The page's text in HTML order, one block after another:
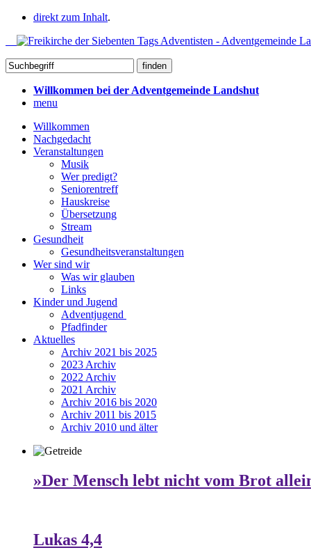
direkt zum Inhalt.
Willkommen bei der Adventgemeinde Landshut
menu
Willkommen
Nachgedacht
Veranstaltungen
Musik
Wer predigt?
Seniorentreff
Hauskreise
Übersetzung
Stream
Gesundheit
Gesundheitsveranstaltungen
Wer sind wir
Was wir glauben
Links
Kinder und Jugend
Adventjugend
Pfadfinder
Aktuelles
Archiv 2021 bis 2025
2023 Archiv
2022 Archiv
2021 Archiv
Archiv 2016 bis 2020
Archiv 2011 bis 2015
Archiv 2010 und älter
»Der Mensch lebt nicht vom Brot
Lukas 4,4